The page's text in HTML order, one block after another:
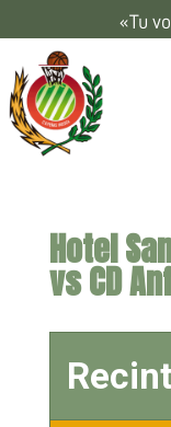
«Tu
Hotel
vs CD